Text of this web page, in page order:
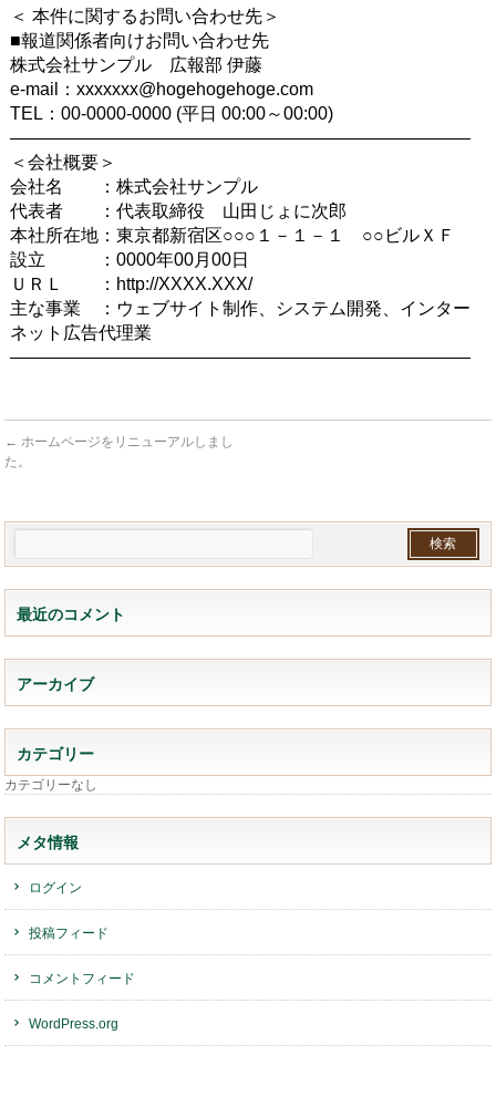
＜ 本件に関するお問い合わせ先＞
■報道関係者向けお問い合わせ先
株式会社サンプル 広報部 伊藤
e-mail：xxxxxxx@hogehogehoge.com
TEL：00-0000-0000 (平日 00:00～00:00)
――――――――――――――――――――――――――
＜会社概要＞
会社名 ：株式会社サンプル
代表者 ：代表取締役 山田じょに次郎
本社所在地：東京都新宿区○○○１－１－１ ○○ビルＸＦ
設立 ：0000年00月00日
ＵＲＬ ：http://XXXX.XXX/
主な事業 ：ウェブサイト制作、システム開発、インター
ネット広告代理業
――――――――――――――――――――――――――
← ホームページをリニューアルしまし
た。
最近のコメント
アーカイブ
カテゴリー
カテゴリーなし
メタ情報
ログイン
投稿フィード
コメントフィード
WordPress.org